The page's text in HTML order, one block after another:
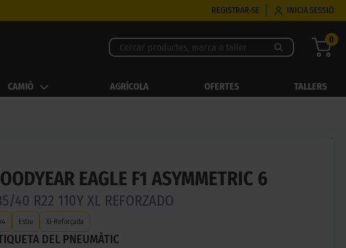
REGISTRAR-SE INICIA SESSIÓ
0
CAMIÓ AGRÍCOLA OFERTES TALLERS
EAGLE F1 ASYMMETRIC 6
40 R22 110Y XL REFORZADO
Estiu Xl-Reforçada
DEL PNEUMÀTIC